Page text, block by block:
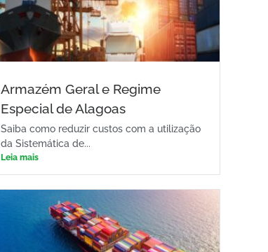
Armazém Geral e Regime
Especial de Alagoas
Saiba como reduzir custos com a utilização
da Sistemática de...
Leia mais